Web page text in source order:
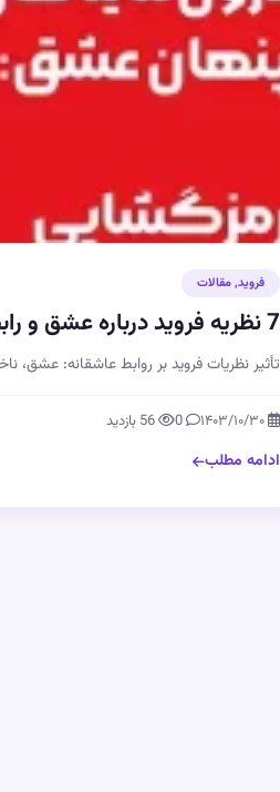
فروید,مقالات
7 نظریه فروید درباره عشق و رابطه که هنوز هم جذابیت دارند | اپیزود 96
تأثیر نظریات فروید بر روابط عاشقانه: عشق،
ادامه مطلب